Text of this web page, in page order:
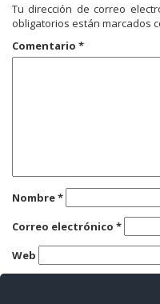
Tu dirección de correo
obligatorios están marcados
Comentario *
Nombre*
Correo electrónico *
Web
Guarda mi nombre,